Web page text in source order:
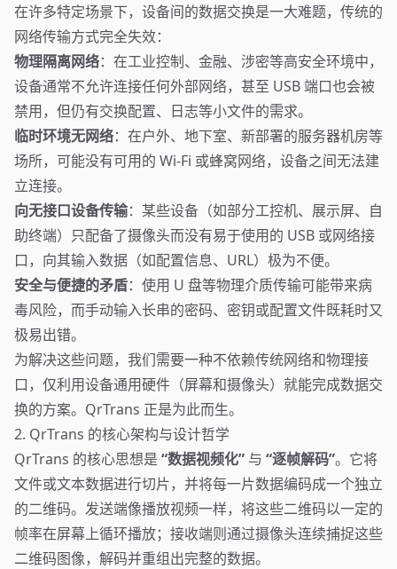
在许多特定场景下，设备间的数据交换是一大难题，传统的
网络传输方式完全失效：
物理隔离网络：在工业控制、金融、涉密等高安全环境中，
设备通常不允许连接任何外部网络，甚至 USB 端口也会被
禁用，但仍有交换配置、日志等小文件的需求。
临时环境无网络：在户外、地下室、新部署的服务器机房等
场所，可能没有可用的 Wi-Fi 或蜂窝网络，设备之间无法建
立连接。
向无接口设备传输：某些设备（如部分工控机、展示屏、自
助终端）只配备了摄像头而没有易于使用的 USB 或网络接
口，向其输入数据（如配置信息、URL）极为不便。
安全与便捷的矛盾：使用 U 盘等物理介质传输可能带来病
毒风险，而手动输入长串的密码、密钥或配置文件既耗时又
极易出错。
为解决这些问题，我们需要一种不依赖传统网络和物理接
口，仅利用设备通用硬件（屏幕和摄像头）就能完成数据交
换的方案。QrTrans 正是为此而生。
2. QrTrans 的核心架构与设计哲学
QrTrans 的核心思想是 “数据视频化” 与 “逐帧解码”。它将
文件或文本数据进行切片，并将每一片数据编码成一个独立
的二维码。发送端像播放视频一样，将这些二维码以一定的
帧率在屏幕上循环播放；接收端则通过摄像头连续捕捉这些
二维码图像，解码并重组出完整的数据。